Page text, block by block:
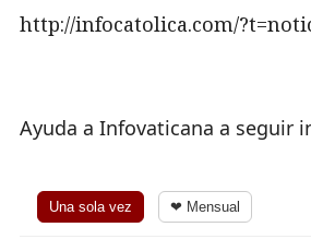
http://infocatolica.com/
Ayuda a Infovaticana a seguir
Una sola vez ❤ Mensual